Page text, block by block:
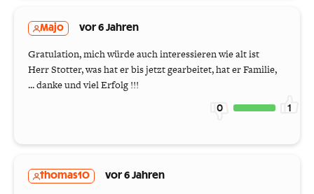
Majo vor 6 Jahren
Gratulation, mich würde auch interessieren wie alt ist
Herr Stotter, was hat er bis jetzt gearbeitet, hat er Familie,
... danke und viel Erfolg !!!
0 1
thomas10 vor 6 Jahren